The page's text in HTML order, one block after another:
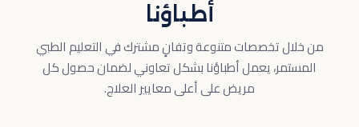
أطباؤنا
من خلال تخصصات متنوعة وتفانٍ مشترك في التعليم الطبي
المستمر، يعمل أطباؤنا بشكل تعاوني لضمان حصول كل
مريض على أعلى معايير العلاج.